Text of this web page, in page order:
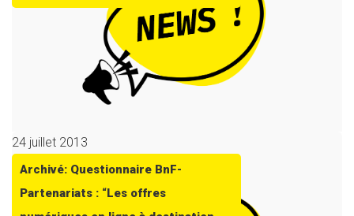
24 juillet 2013
Archivé: Questionnaire BnF-
Partenariats : “Les offres